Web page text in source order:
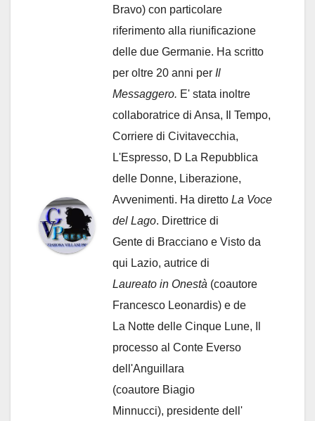
Bravo) con particolare
riferimento alla riunificazione
delle due Germanie. Ha scritto
per oltre 20 anni per Il
Messaggero. E' stata inoltre
collaboratrice di Ansa, Il Tempo,
Corriere di Civitavecchia,
L'Espresso, D La Repubblica
delle Donne, Liberazione,
Avvenimenti. Ha diretto La Voce
del Lago. Direttrice di
Gente di Bracciano e Visto da
qui Lazio, autrice di
Laureato in Onestà (coautore
Francesco Leonardis) e de
La Notte delle Cinque Lune, Il
processo al Conte Everso
dell'Anguillara
(coautore Biagio
Minnucci), presidente dell'